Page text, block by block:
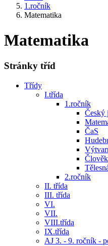
1.ročník
Matematika
Matematika
Stránky tříd
Třídy
I.třída
1.ročník
Český
ČaS
2.ročník
II. třída
III. třída
VI.
VII.
VIII.třída
IX.třída
AJ 3. - 9. ročník -